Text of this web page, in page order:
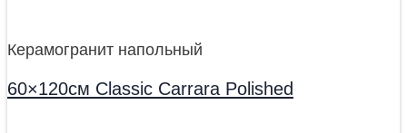
Керамогранит напольный
60×120см Classic Carrara Polished